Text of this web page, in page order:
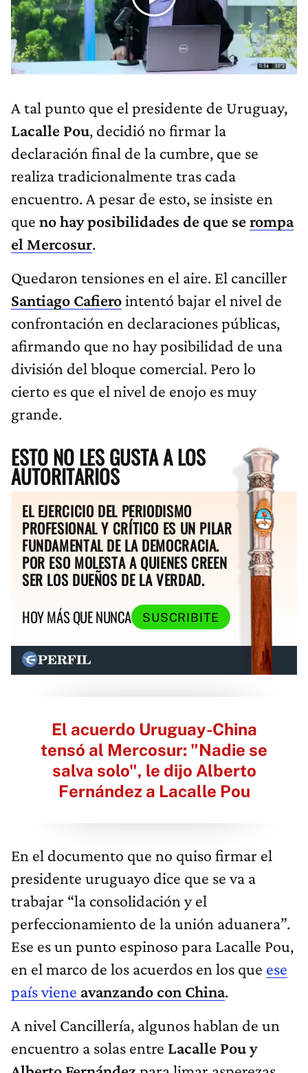
A tal punto que el presidente de Uruguay,
Lacalle Pou, decidió no firmar la
declaración final de la cumbre, que se
realiza tradicionalmente tras cada
encuentro. A pesar de esto, se insiste en
que no hay posibilidades de que serompa
el Mercosur.
Quedaron tensiones en el aire. El canciller
Santiago Cafierointentó bajar el nivel de
confrontación en declaraciones públicas,
afirmando que no hay posibilidad de una
división del bloque comercial. Pero lo
cierto es que el nivel de enojo es muy
grande.
ESTO NO LES GUSTA A LOS
AUTORITARIOS
EL EJERCICIO DEL PERIODISMO
PROFESIONAL Y CRÍTICO ES UN PILAR
FUNDAMENTAL DE LA DEMOCRACIA.
POR ESO MOLESTA A QUIENES CREEN
SER LOS DUEÑOS DE LA VERDAD.
HOY MÁS QUE NUNCA
SUSCRIBITE
El acuerdo Uruguay-China
tensó al Mercosur: "Nadie se
salva solo", le dijo Alberto
Fernández a Lacalle Pou
En el documento que no quiso firmar el
presidente uruguayo dice que se va a
trabajar “la consolidación y el
perfeccionamiento de la unión aduanera”.
Ese es un punto espinoso para Lacalle Pou,
en el marco de los acuerdos en los que ese
país viene avanzando con China.
A nivel Cancillería, algunos hablan de un
encuentro a solas entre Lacalle Pou y